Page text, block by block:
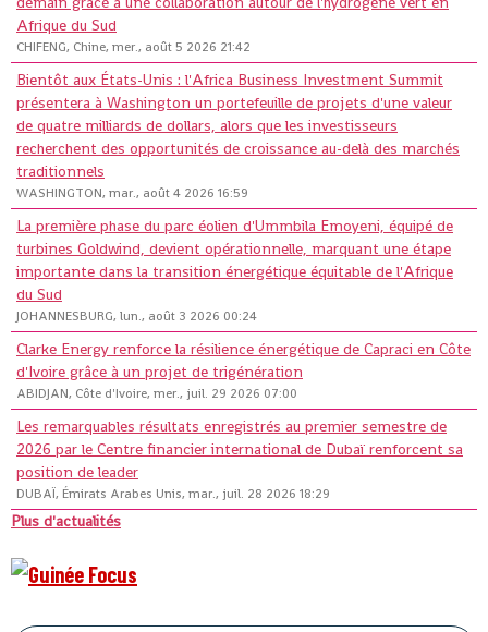
Afrique du Sud
CHIFENG, Chine, mer., août 5 2026 21:42
Bientôt aux États-Unis : l'Africa Business Investment Summit
présentera à Washington un portefeuille de projets d'une valeur
de quatre milliards de dollars, alors que les investisseurs
recherchent des opportunités de croissance au-delà des marchés
traditionnels
WASHINGTON, mar., août 4 2026 16:59
La première phase du parc éolien d'Ummbila Emoyeni, équipé de
turbines Goldwind, devient opérationnelle, marquant une étape
importante dans la transition énergétique équitable de l'Afrique
du Sud
JOHANNESBURG, lun., août 3 2026 00:24
Clarke Energy renforce la résilience énergétique de Capraci en Côte
d'Ivoire grâce à un projet de trigénération
ABIDJAN, Côte d'Ivoire, mer., juil. 29 2026 07:00
Les remarquables résultats enregistrés au premier semestre de
2026 par le Centre financier international de Dubaï renforcent sa
position de leader
DUBAÏ, Émirats Arabes Unis, mar., juil. 28 2026 18:29
Plus d'actualités